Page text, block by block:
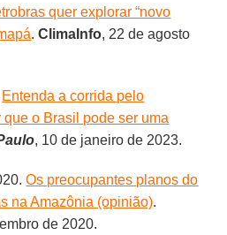
quer explorar “novo
.ClimaInfo, 22 de agosto
Entenda a corrida pelo
o Brasil pode ser uma
, 10 de janeiro de 2023.
Os preocupantes planos do
na Amazônia (opinião).
de 2020.